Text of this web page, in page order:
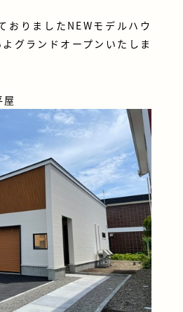
おりましたNEWモデルハウ
グランドオープンいたしま